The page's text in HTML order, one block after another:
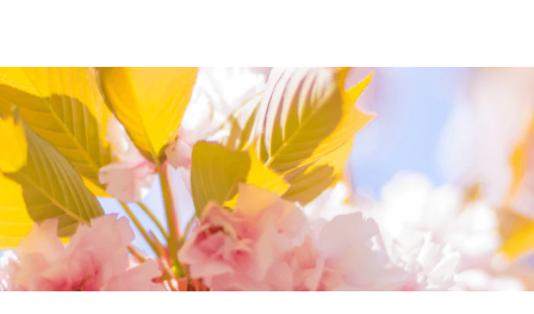
我們相信您值得最好的